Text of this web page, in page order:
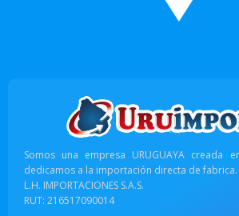
Somos una empresa URUGUAYA creada
dedicamos a la importación directa de fabrica.
L.H. IMPORTACIONES S.A.S.
RUT: 216517090014